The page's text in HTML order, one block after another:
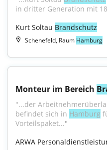
in dritter Generation mit
Kurt Soltau Brandschutz
Schenefeld, Raum Hamburg
Monteur im Bereich
"...der
befindet sich in Hamburg
Vorteilspaket..."
ARWA